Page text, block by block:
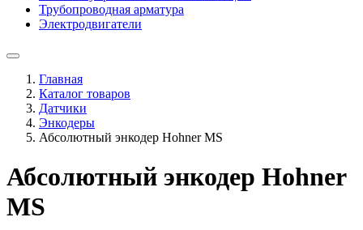
Трубопроводная арматура
Электродвигатели
Главная
Каталог товаров
Датчики
Энкодеры
Абсолютный энкодер Hohner MS
Абсолютный энкодер Hohner
MS